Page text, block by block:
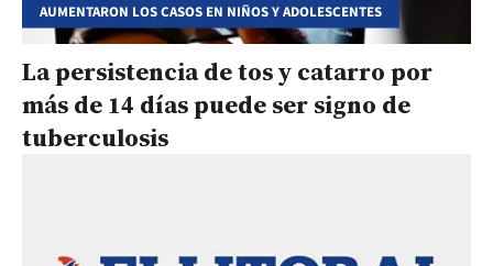
AUMENTARON LOS CASOS EN NIÑOS Y ADOLESCENTES
La persistencia de tos y catarro por
más de 14 días puede ser signo de
tuberculosis